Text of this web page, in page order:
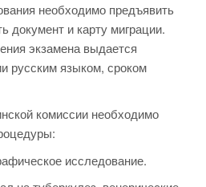
необходимо предъявить
документ и карту миграции.
экзамена выдается
русским языком, сроком
комиссии необходимо
исследование.